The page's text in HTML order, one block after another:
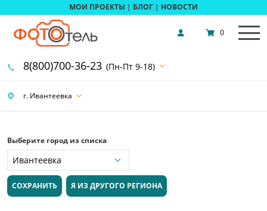
МОИ ПРОЕКТЫ | БЛОГ | НОВОСТИ
г. Ивантеевка
8(800)700-36-23 (Пн-Пт 9-18)
0
Выберите город из списка
СОХРАНИТЬ Я ИЗ ДРУГОГО РЕГИОНА